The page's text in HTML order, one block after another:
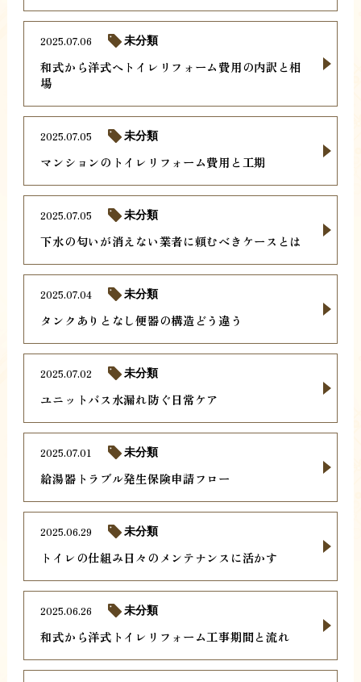
和式から洋式へトイレリフォーム費用の内訳と相
場
2025.07.06 未分類
マンションのトイレリフォーム費用と工期
2025.07.05 未分類
下水の匂いが消えない業者に頼むべきケースとは
2025.07.05 未分類
タンクありとなし便器の構造どう違う
2025.07.04 未分類
ユニットバス水漏れ防ぐ日常ケア
2025.07.02 未分類
給湯器トラブル発生保険申請フロー
2025.07.01 未分類
トイレの仕組み日々のメンテナンスに活かす
2025.06.29 未分類
和式から洋式トイレリフォーム工事期間と流れ
2025.06.26 未分類